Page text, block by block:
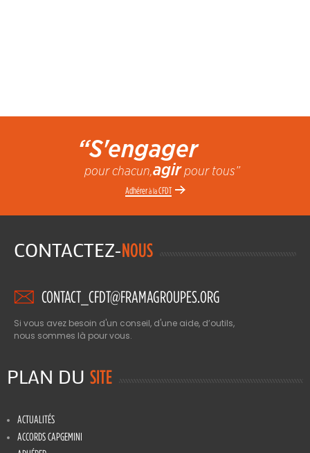
“S'engager
pour chacun,agirpour tous”
Adhérerà laCFDT
CONTACTEZ-NOUS
CONTACT_CFDT@FRAMAGROUPES.ORG
Si vous avez besoin d'un conseil, d'une aide, d’outils,
nous sommes là pour vous.
PLAN DU SITE
ACTUALITÉS
ACCORDS CAPGEMINI